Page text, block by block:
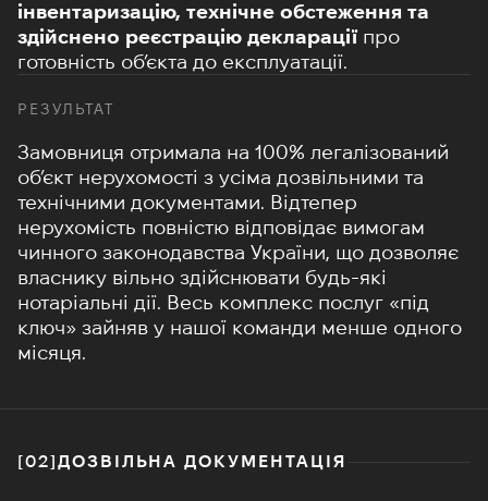
інвентаризацію, технічне обстеження та
здійснено реєстрацію декларації про
готовність об’єкта до експлуатації.
РЕЗУЛЬТАТ
Замовниця отримала на 100% легалізований
об’єкт нерухомості з усіма дозвільними та
технічними документами. Відтепер
нерухомість повністю відповідає вимогам
чинного законодавства України, що дозволяє
власнику вільно здійснювати будь-які
нотаріальні дії. Весь комплекс послуг «під
ключ» зайняв у нашої команди менше одного
місяця.
[02]ДОЗВІЛЬНА ДОКУМЕНТАЦІЯ